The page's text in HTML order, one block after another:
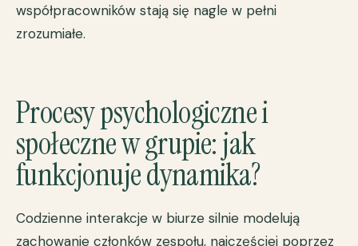
współpracowników stają się nagle w pełni
zrozumiałe.
Procesy psychologiczne i
społeczne w grupie: jak
funkcjonuje dynamika?
Codzienne interakcje w biurze silnie modelują
zachowanie członków zespołu, najczęściej poprzez